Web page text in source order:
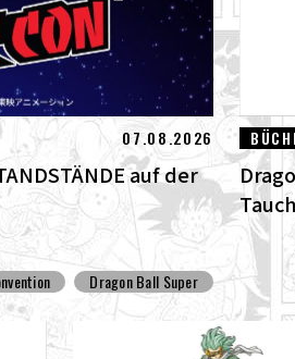
07.08.2026
auf der
Dragon Ball Super